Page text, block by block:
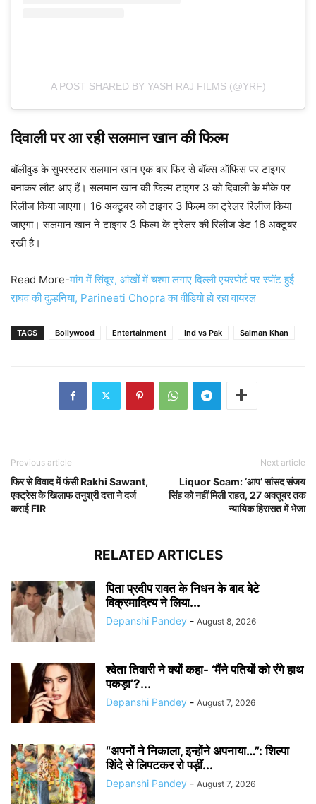
A POST SHARED BY YASH RAJ FILMS (@YRF)
दिवाली पर आ रही सलमान खान की फिल्म
बॉलीवुड के सुपरस्टार सलमान खान एक बार फिर से बॉक्स ऑफिस पर टाइगर
बनाकर लौट आए हैं। सलमान खान की फिल्म टाइगर 3 को दिवाली के मौके पर
रिलीज किया जाएगा। 16 अक्टूबर को टाइगर 3 फिल्म का ट्रेलर रिलीज किया
जाएगा। सलमान खान ने टाइगर 3 फिल्म के ट्रेलर की रिलीज डेट 16 अक्टूबर
रखी है।
Read More-मांग में सिंदूर, आंखों में चश्मा लगाए दिल्ली एयरपोर्ट पर स्पॉट हुई
राघव की दुल्हनिया, Parineeti Chopra का वीडियो हो रहा वायरल
TAGS Bollywood Entertainment Ind vs Pak Salman Khan
Previous article
फिर से विवाद में फंसी Rakhi Sawant,
एक्ट्रेस के खिलाफ तनुश्री दत्ता ने दर्ज
कराई FIR
Next article
Liquor Scam: ‘आप’ सांसद संजय
सिंह को नहीं मिली राहत, 27 अक्तूबर तक
न्यायिक हिरासत में भेजा
RELATED ARTICLES
पिता प्रदीप रावत के निधन के बाद बेटे
विक्रमादित्य ने लिया...
Depanshi Pandey - August 8, 2026
श्वेता तिवारी ने क्यों कहा- ‘मैंने पतियों को रंगे हाथ
पकड़ा’?...
Depanshi Pandey - August 7, 2026
“अपनों ने निकाला, इन्होंने अपनाया…”: शिल्पा
शिंदे से लिपटकर रो पड़ीं...
Depanshi Pandey - August 7, 2026